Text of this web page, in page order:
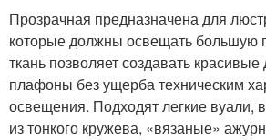
Прозрачная предназначена для
которые должны освещать большую
ткань позволяет создавать
плафоны без ущерба техническим
освещения. Подходят легкие вуали,
из тонкого кружева, «вязаные»